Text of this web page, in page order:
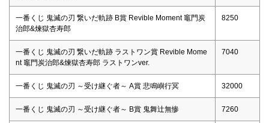
一番くじ 鬼滅の刃 繋いだ軌跡 B賞 Revible Moment 竈門炭
治郎&煉獄杏寿郎
8250
一番くじ 鬼滅の刃 繋いだ軌跡 ラストワン賞 Revible Mome
nt 竈門炭治郎&煉獄杏寿郎 ラストワンver.
7040
一番くじ 鬼滅の刃 ～受け継ぐ者～ A賞 悲鳴嶼行冥 32000
一番くじ 鬼滅の刃 ～受け継ぐ者～ B賞 鬼舞辻無惨 7260